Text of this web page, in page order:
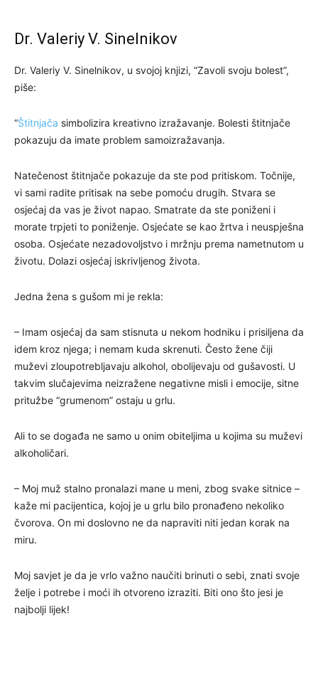
Dr. Valeriy V. Sinelnikov
Dr. Valeriy V. Sinelnikov, u svojoj knjizi, “Zavoli svoju bolest”,
piše:
“Štitnjača simbolizira kreativno izražavanje. Bolesti štitnjače
pokazuju da imate problem samoizražavanja.
Natečenost štitnjače pokazuje da ste pod pritiskom. Točnije,
vi sami radite pritisak na sebe pomoću drugih. Stvara se
osjećaj da vas je život napao. Smatrate da ste poniženi i
morate trpjeti to poniženje. Osjećate se kao žrtva i neuspješna
osoba. Osjećate nezadovoljstvo i mržnju prema nametnutom u
životu. Dolazi osjećaj iskrivljenog života.
Jedna žena s gušom mi je rekla:
– Imam osjećaj da sam stisnuta u nekom hodniku i prisiljena da
idem kroz njega; i nemam kuda skrenuti. Često žene čiji
muževi zloupotrebljavaju alkohol, obolijevaju od gušavosti. U
takvim slučajevima neizražene negativne misli i emocije, sitne
pritužbe “grumenom” ostaju u grlu.
Ali to se događa ne samo u onim obiteljima u kojima su muževi
alkoholičari.
– Moj muž stalno pronalazi mane u meni, zbog svake sitnice –
kaže mi pacijentica, kojoj je u grlu bilo pronađeno nekoliko
čvorova. On mi doslovno ne da napraviti niti jedan korak na
miru.
Moj savjet je da je vrlo važno naučiti brinuti o sebi, znati svoje
želje i potrebe i moći ih otvoreno izraziti. Biti ono što jesi je
najbolji lijek!